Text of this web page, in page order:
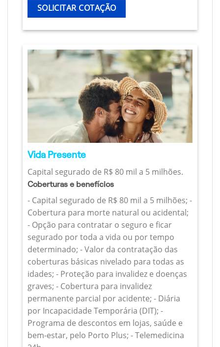
SOLICITAR COTAÇÃO
Vida Presente
Capital segurado de R$ 80 mil a 5 milhões.
Coberturas e benefícios
- Capital segurado de R$ 80 mil a 5 milhões; -
Cobertura para morte natural ou acidental;
- Opção para contratar o seguro e ficar
segurado por toda a vida ou por tempo
determinado; - Valor da contratação das
coberturas básicas nivelado para todas as
idades; - Proteção para invalidez e doenças
graves; - Cobertura para invalidez
permanente parcial por acidente; - Diária
por Incapacidade Temporária (DIT); -
Programa de descontos em lojas, saúde e
bem-estar, pelo Porto Plus; - Telemedicina